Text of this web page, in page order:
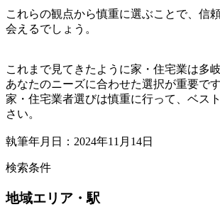
これらの観点から慎重に選ぶことで、信
会えるでしょう。
これまで見てきたように家・住宅業は多
あなたのニーズに合わせた選択が重要です
家・住宅業者選びは慎重に行って、ベス
さい。
執筆年月日：2024年11月14日
検索条件
地域エリア・駅